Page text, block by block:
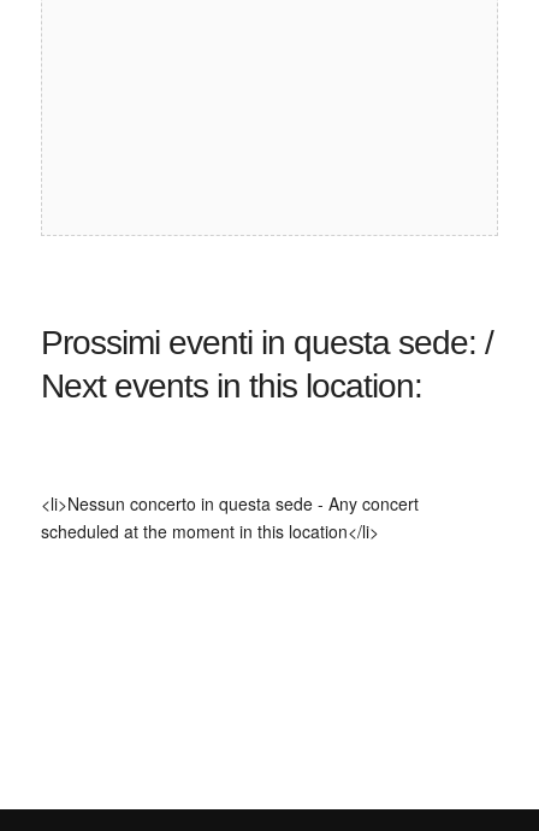
Prossimi eventi in questa sede: /
Next events in this location:
<li>Nessun concerto in questa sede - Any concert
scheduled at the moment in this location</li>